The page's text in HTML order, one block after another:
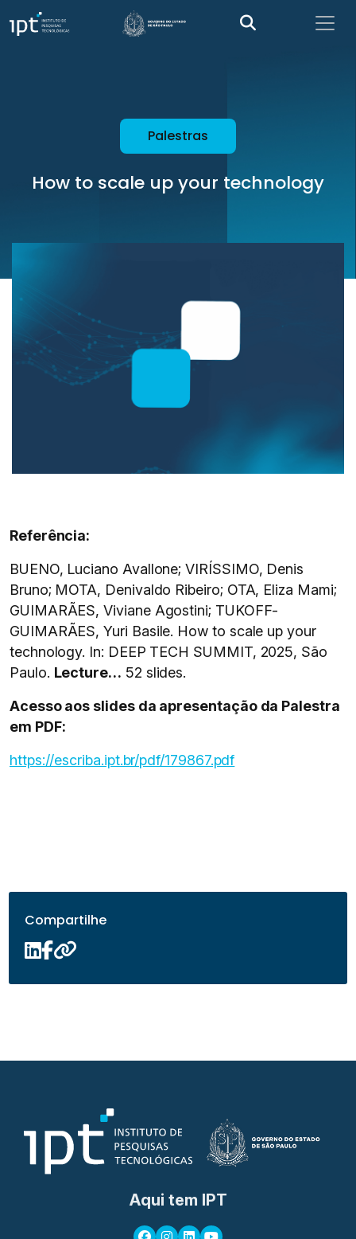
Palestras
How to scale up your technology
Referência:
BUENO, Luciano Avallone; VIRÍSSIMO, Denis
Bruno; MOTA, Denivaldo Ribeiro; OTA, Eliza Mami;
GUIMARÃES, Viviane Agostini; TUKOFF-
GUIMARÃES, Yuri Basile. How to scale up your
technology. In: DEEP TECH SUMMIT, 2025, São
Paulo. Lecture… 52 slides.
Acesso aos slides da apresentação da Palestra
em PDF:
https://escriba.ipt.br/pdf/179867.pdf
Compartilhe
Aqui tem IPT